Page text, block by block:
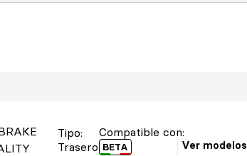
Tipo:
Trasero
Compatible con:
BETA Ver modelos